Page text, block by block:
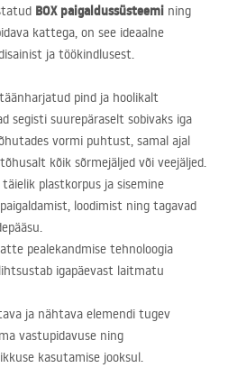
BOXpaigaldussüsteemi ning
kattega, on see ideaalne
ja töökindlusest.
pind ja hoolikalt
segisti suurepäraselt sobivaks iga
vormi puhtust, samal ajal
kõik sõrmejäljed või veejäljed.
täielik plastkorpus ja sisemine
loodimist ning tagavad
pealekandmise tehnoloogia
igapäevast laitmatu
ja nähtava elemendi tugev
vastupidavuse ning
kasutamise jooksul.